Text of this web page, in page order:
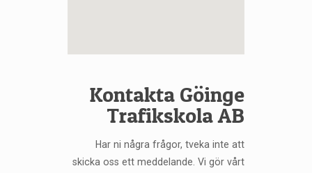
Kontakta Göinge
Trafikskola AB
Har ni några frågor, tveka inte att
skicka oss ett meddelande. Vi gör vårt